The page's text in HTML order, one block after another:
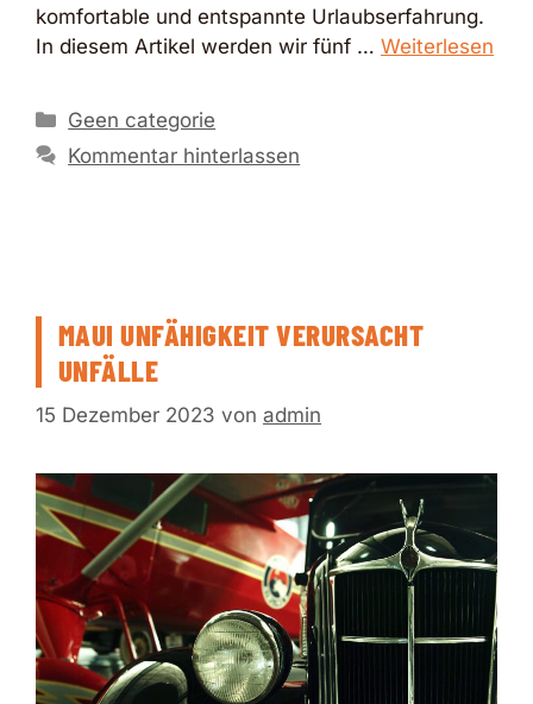
komfortable und entspannte Urlaubserfahrung.
In diesem Artikel werden wir fünf … Weiterlesen
Kategorien
Geen categorie
Kommentar hinterlassen
MAUI UNFÄHIGKEIT VERURSACHT
UNFÄLLE
15 Dezember 2023 von admin